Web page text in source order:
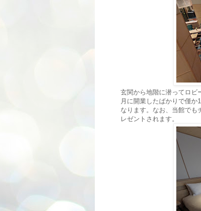
玄関から地階に潜ってロビ
月に開業したばかりで僅か
なります。なお、当館でも
レゼントされます。